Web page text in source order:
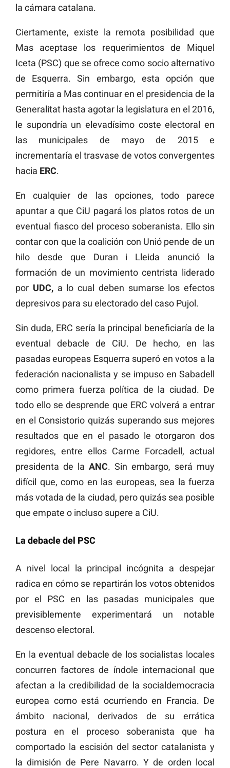
la cámara catalana.
Ciertamente, existe la remota posibilidad que
Mas aceptase los requerimientos de Miquel
Iceta (PSC) que se ofrece como socio alternativo
de Esquerra. Sin embargo, esta opción que
permitiría a Mas continuar en el presidencia de la
Generalitat hasta agotar la legislatura en el 2016,
le supondría un elevadísimo coste electoral en
las municipales de mayo de 2015 e
incrementaría el trasvase de votos convergentes
hacia ERC.
En cualquier de las opciones, todo parece
apuntar a que CiU pagará los platos rotos de un
eventual fiasco del proceso soberanista. Ello sin
contar con que la coalición con Unió pende de un
hilo desde que Duran i Lleida anunció la
formación de un movimiento centrista liderado
por UDC,a lo cual deben sumarse los efectos
depresivos para su electorado del caso Pujol.
Sin duda, ERC sería la principal beneficiaría de la
eventual debacle de CiU. De hecho, en las
pasadas europeas Esquerra superó en votos a la
federación nacionalista y se impuso en Sabadell
como primera fuerza política de la ciudad. De
todo ello se desprende que ERC volverá a entrar
en el Consistorio quizás superando sus mejores
resultados que en el pasado le otorgaron dos
regidores, entre ellos Carme Forcadell, actual
presidenta de la ANC. Sin embargo, será muy
difícil que, como en las europeas, sea la fuerza
más votada de la ciudad, pero quizás sea posible
que empate o incluso supere a CiU.
La debacle del PSC
A nivel local la principal incógnita a despejar
radica en cómo se repartirán los votos obtenidos
por el PSC en las pasadas municipales que
previsiblemente experimentará un notable
descenso electoral.
En la eventual debacle de los socialistas locales
concurren factores de índole internacional que
afectan a la credibilidad de la socialdemocracia
europea como está ocurriendo en Francia. De
ámbito nacional, derivados de su errática
postura en el proceso soberanista que ha
comportado la escisión del sector catalanista y
la dimisión de Pere Navarro. Y de orden local